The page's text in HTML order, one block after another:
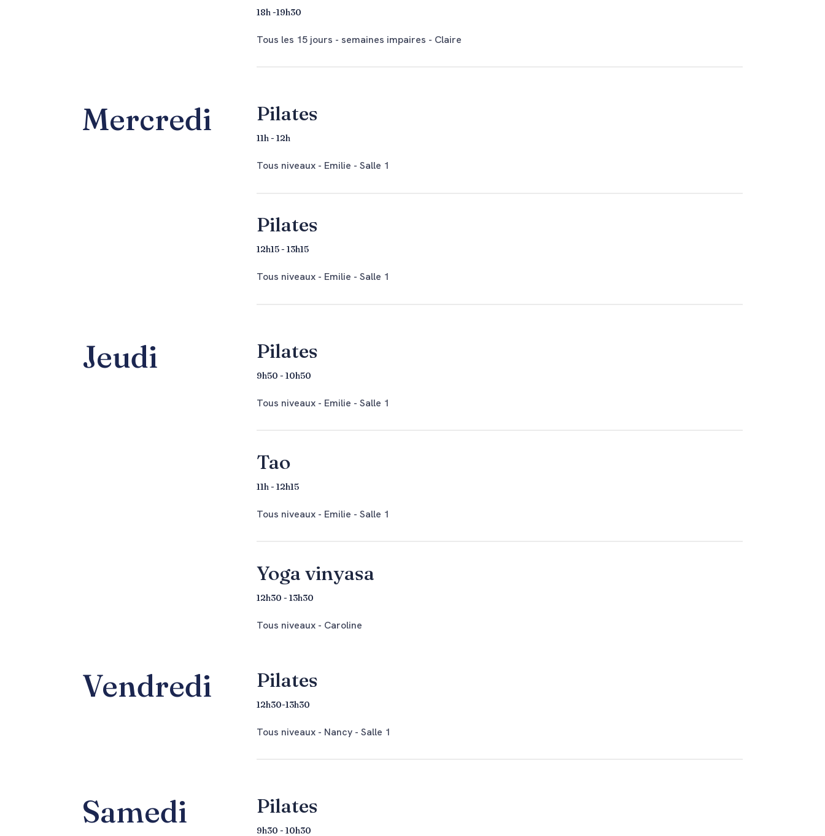
18h -19h30
Tous les 15 jours - semaines impaires - Claire
Mercredi Pilates
11h - 12h
Tous niveaux - Emilie - Salle 1
Pilates
12h15 - 13h15
Tous niveaux - Emilie - Salle 1
Jeudi Pilates
9h50 - 10h50
Tous niveaux - Emilie - Salle 1
Tao
11h - 12h15
Tous niveaux - Emilie - Salle 1
Yoga vinyasa
12h30 - 13h30
Tous niveaux - Caroline
Vendredi Pilates
12h30-13h30
Tous niveaux - Nancy - Salle 1
Samedi Pilates
9h30 - 10h30